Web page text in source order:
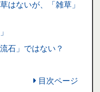
はないが、「雑草」
石」ではない？
目次ページ